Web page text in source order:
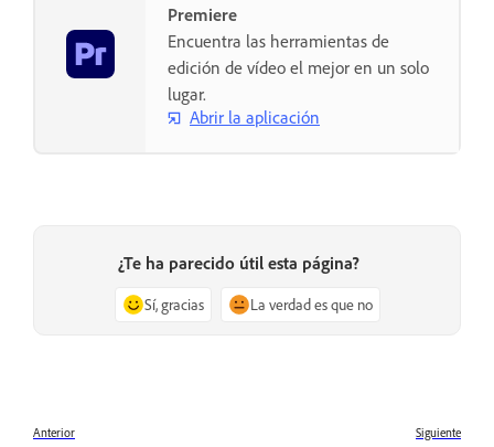
Premiere
Encuentra las herramientas de
edición de vídeo el mejor en un solo
lugar.
Abrir la aplicación
¿Te ha parecido útil esta página?
Sí, gracias La verdad es que no
Anterior Siguiente